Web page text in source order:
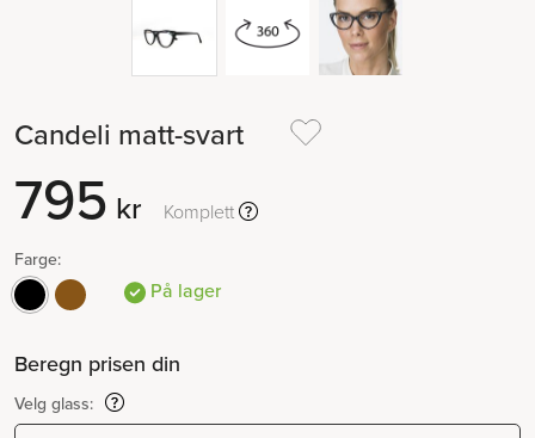
Candeli matt-svart
795 kr Komplett
Farge:
På lager
Beregn prisen din
Velg glass: